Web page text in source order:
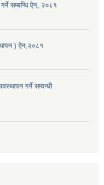
गर्ने सम्बन्धि ऐन, २०८१
) ऐन,२०८१
गर्ने सम्वन्धी